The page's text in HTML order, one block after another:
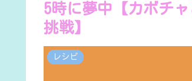
5時に夢中【カボチ
挑戦】
レシピ